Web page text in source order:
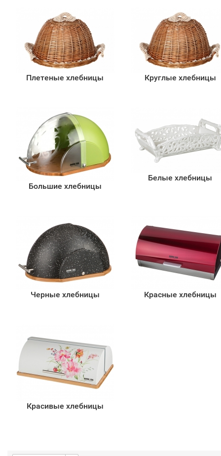
Плетеные хлебницы Круглые хлебницы
Большие хлебницы
Белые хлебницы
Черные хлебницы Красные хлебницы
Красивые хлебницы